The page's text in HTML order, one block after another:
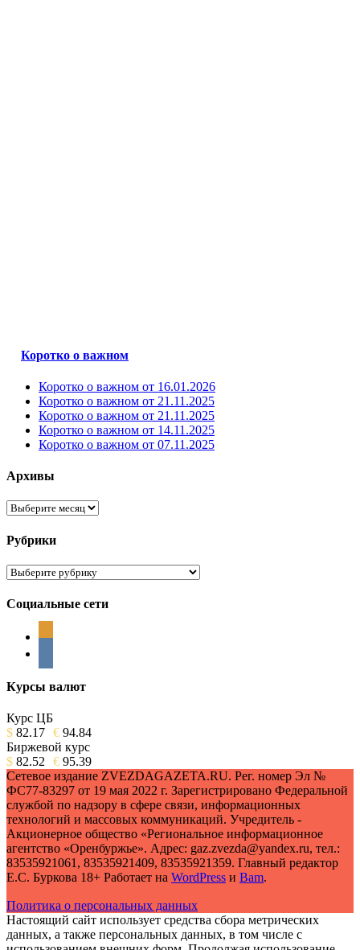
Коротко о важном
Коротко о важном от 16.01.2026
Коротко о важном от 21.11.2025
Коротко о важном от 21.11.2025
Коротко о важном от 14.11.2025
Коротко о важном от 07.11.2025
Архивы
Архивы
Рубрики
Рубрики
Социальные сети
odnoklassniki
Курсы валют
Курс ЦБ
$ 82.17 € 94.84
Биржевой курс
$ 82.52 € 95.39
Сетевое издание ZVEZDAGAZETA.RU. Рег. номер Эл №
ФС77-83297 от 19 мая 2022 г. Зарегистрировано Федеральной
службой по надзору в сфере связи, информационных
технологий и массовых коммуникаций. Учредитель -
Акционерное общество «Региональное информационное
агентство «Оренбуржье». Адрес: gaz.zvezda@yandex.ru, тел.:
83535921061, 83535921409, 83535921359. Главный редактор
Е.С. Буркова 18+ Работает на WordPress и Bam.
Политика о персональных данных
Настоящий сайт использует средства сбора метрических
данных, а также персональных данных, в том числе с